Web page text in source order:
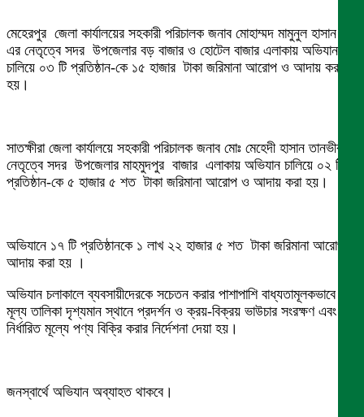
মেহেরপুর জেলা কার্যালয়ের সহকারী পরিচালক জনাব মোহাম্মদ মামুনুল হাসান
এর নেতৃত্বে সদর উপজেলার বড় বাজার ও হোটেল বাজার এলাকায় অভিযান
চালিয়ে ০৩ টি প্রতিষ্ঠান-কে ১৫ হাজার টাকা জরিমানা আরোপ ও আদায় করা
হয়।
সাতক্ষীরা জেলা কার্যালয়ে সহকারী পরিচালক জনাব মোঃ মেহেদী হাসান তানভীরএর
নেতৃত্বে সদর উপজেলার মাহমুদপুর বাজার এলাকায় অভিযান চালিয়ে ০২ টি
প্রতিষ্ঠান-কে ৫ হাজার ৫ শত টাকা জরিমানা আরোপ ও আদায় করা হয়।
অভিযানে ১৭ টি প্রতিষ্ঠানকে ১ লাখ ২২ হাজার ৫ শত টাকা জরিমানা আরোপ ও
আদায় করা হয় ।
অভিযান চলাকালে ব্যবসায়ীদেরকে সচেতন করার পাশাপাশি বাধ্যতামূলকভাবে
মূল্য তালিকা দৃশ্যমান স্থানে প্রদর্শন ও ক্রয়-বিক্রয় ভাউচার সংরক্ষণ এবং
নির্ধারিত মূল্যে পণ্য বিক্রি করার নির্দেশনা দেয়া হয়।
জনস্বার্থে অভিযান অব্যাহত থাকবে।